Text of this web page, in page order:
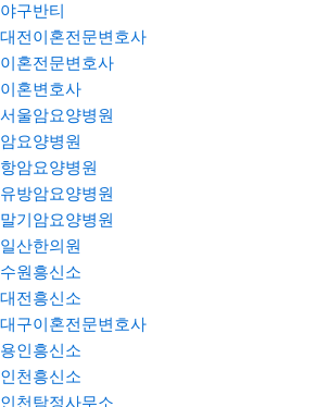
야구반티
대전이혼전문변호사
이혼전문변호사
이혼변호사
서울암요양병원
암요양병원
항암요양병원
유방암요양병원
말기암요양병원
일산한의원
수원흥신소
대전흥신소
대구이혼전문변호사
용인흥신소
인천흥신소
인천탐정사무소